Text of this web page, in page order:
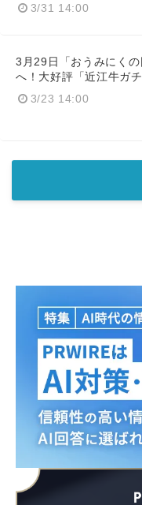
3/31 14:00
3月29日「おうみにく
へ！大好評「近江牛ガチ
3/23 14:00